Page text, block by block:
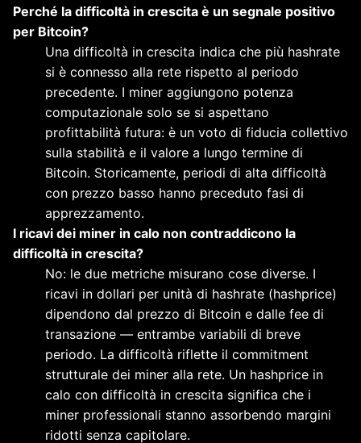
Perché la difficoltà in crescita è un segnale positivo
per Bitcoin?
Una difficoltà in crescita indica che più hashrate
si è connesso alla rete rispetto al periodo
precedente. I miner aggiungono potenza
computazionale solo se si aspettano
profittabilità futura: è un voto di fiducia collettivo
sulla stabilità e il valore a lungo termine di
Bitcoin. Storicamente, periodi di alta difficoltà
con prezzo basso hanno preceduto fasi di
apprezzamento.
I ricavi dei miner in calo non contraddicono la
difficoltà in crescita?
No: le due metriche misurano cose diverse. I
ricavi in dollari per unità di hashrate (hashprice)
dipendono dal prezzo di Bitcoin e dalle fee di
transazione — entrambe variabili di breve
periodo. La difficoltà riflette il commitment
strutturale dei miner alla rete. Un hashprice in
calo con difficoltà in crescita significa che i
miner professionali stanno assorbendo margini
ridotti senza capitolare.